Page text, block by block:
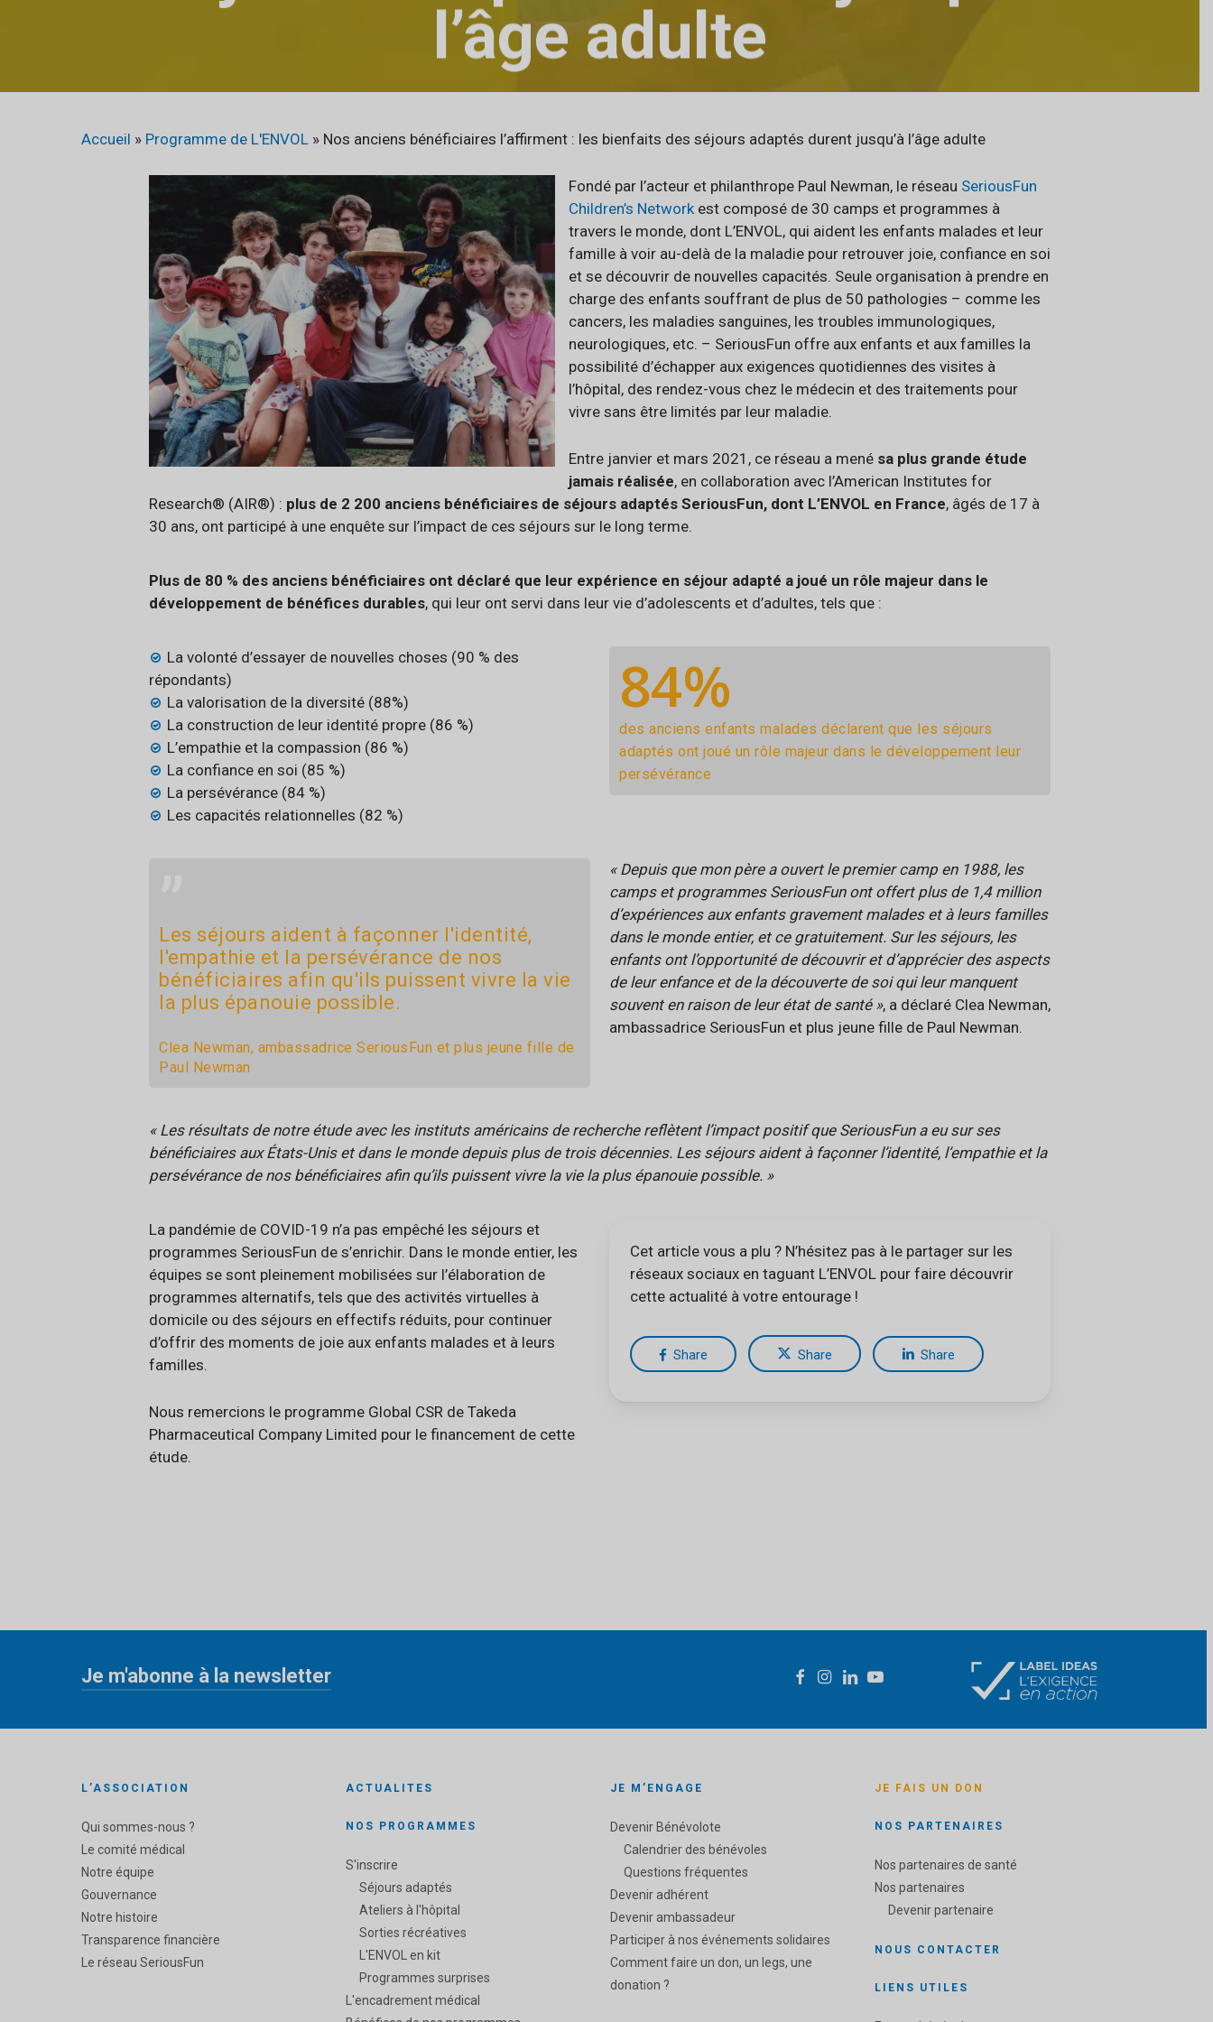
l’âge adulte
Accueil » Programme de L'ENVOL » Nos anciens bénéficiaires l’affirment : les bienfaits des séjours adaptés durent jusqu’à l’âge adulte
Fondé par l’acteur et philanthrope Paul Newman, le réseau SeriousFun
Children’s Networkest composé de 30 camps et programmes à
travers le monde, dont L’ENVOL, qui aident les enfants malades et leur
famille à voir au-delà de la maladie pour retrouver joie, confiance en soi
et se découvrir de nouvelles capacités. Seule organisation à prendre en
charge des enfants souffrant de plus de 50 pathologies – comme les
cancers, les maladies sanguines, les troubles immunologiques,
neurologiques, etc. – SeriousFun offre aux enfants et aux familles la
possibilité d’échapper aux exigences quotidiennes des visites à
l’hôpital, des rendez-vous chez le médecin et des traitements pour
vivre sans être limités par leur maladie.
Entre janvier et mars 2021, ce réseau a mené sa plus grande étude
jamais réalisée, en collaboration avec l’American Institutes for
Research® (AIR®) : plus de 2 200 anciens bénéficiaires de séjours adaptés SeriousFun, dont L’ENVOL en France, âgés de 17 à
30 ans, ont participé à une enquête sur l’impact de ces séjours sur le long terme.
Plus de 80 % des anciens bénéficiaires ont déclaré que leur expérience en séjour adapté a joué un rôle majeur dans le
développement de bénéfices durables, qui leur ont servi dans leur vie d’adolescents et d’adultes, tels que :
La volonté d’essayer de nouvelles choses (90 % des
répondants)
La valorisation de la diversité (88%)
La construction de leur identité propre (86 %)
L’empathie et la compassion (86 %)
La confiance en soi (85 %)
La persévérance (84 %)
Les capacités relationnelles (82 %)
84%
des anciens enfants malades déclarent que les séjours
adaptés ont joué un rôle majeur dans le développement leur
persévérance
”Les séjours aident à façonner l'identité,
l'empathie et la persévérance de nos
bénéficiaires afin qu'ils puissent vivre la vie
la plus épanouie possible.
Clea Newman, ambassadrice SeriousFun et plus jeune fille de
Paul Newman
« Depuis que mon père a ouvert le premier camp en 1988, les
camps et programmes SeriousFun ont offert plus de 1,4 million
d’expériences aux enfants gravement malades et à leurs familles
dans le monde entier, et ce gratuitement. Sur les séjours, les
enfants ont l’opportunité de découvrir et d’apprécier des aspects
de leur enfance et de la découverte de soi qui leur manquent
souvent en raison de leur état de santé », a déclaré Clea Newman,
ambassadrice SeriousFun et plus jeune fille de Paul Newman.
« Les résultats de notre étude avec les instituts américains de recherche reflètent l’impact positif que SeriousFun a eu sur ses
bénéficiaires aux États-Unis et dans le monde depuis plus de trois décennies. Les séjours aident à façonner l’identité, l’empathie et la
persévérance de nos bénéficiaires afin qu’ils puissent vivre la vie la plus épanouie possible. »
La pandémie de COVID-19 n’a pas empêché les séjours et
programmes SeriousFun de s’enrichir. Dans le monde entier, les
équipes se sont pleinement mobilisées sur l’élaboration de
programmes alternatifs, tels que des activités virtuelles à
domicile ou des séjours en effectifs réduits, pour continuer
d’offrir des moments de joie aux enfants malades et à leurs
familles.
Nous remercions le programme Global CSR de Takeda
Pharmaceutical Company Limited pour le financement de cette
étude.
Cet article vous a plu ? N’hésitez pas à le partager sur les
réseaux sociaux en taguant L’ENVOL pour faire découvrir
cette actualité à votre entourage !
Share Share Share
Je m'abonne à la newsletter
L’ASSOCIATION
Qui sommes-nous ?
Le comité médical
Notre équipe
Gouvernance
Notre histoire
Transparence financière
Le réseau SeriousFun
ACTUALITES
NOS PROGRAMMES
S'inscrire
Séjours adaptés
Ateliers à l'hôpital
Sorties récréatives
L'ENVOL en kit
Programmes surprises
L'encadrement médical
JE M’ENGAGE
Devenir Bénévolote
Calendrier des bénévoles
Questions fréquentes
Devenir adhérent
Devenir ambassadeur
Participer à nos événements solidaires
Comment faire un don, un legs, une
donation ?
JE FAIS UN DON
NOS PARTENAIRES
Nos partenaires de santé
Nos partenaires
Devenir partenaire
NOUS CONTACTER
LIENS UTILES